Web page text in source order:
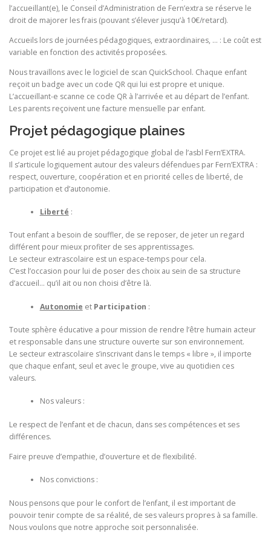
l’accueillant(e), le Conseil d’Administration de Fern’extra se réserve le
droit de majorer les frais (pouvant s’élever jusqu’à 10€/retard).
Accueils lors de journées pédagogiques, extraordinaires, … : Le coût est
variable en fonction des activités proposées.
Nous travaillons avec le logiciel de scan QuickSchool. Chaque enfant
reçoit un badge avec un code QR qui lui est propre et unique.
L’accueillant-e scanne ce code QR à l’arrivée et au départ de l’enfant.
Les parents reçoivent une facture mensuelle par enfant.
Projet pédagogique plaines
Ce projet est lié au projet pédagogique global de l’asbl Fern’EXTRA.
Il s’articule logiquement autour des valeurs défendues par Fern’EXTRA :
respect, ouverture, coopération et en priorité celles de liberté, de
participation et d’autonomie.
Liberté :
Tout enfant a besoin de souffler, de se reposer, de jeter un regard
différent pour mieux profiter de ses apprentissages.
Le secteur extrascolaire est un espace-temps pour cela.
C’est l’occasion pour lui de poser des choix au sein de sa structure
d’accueil… qu’il ait ou non choisi d’être là.
Autonomie et Participation :
Toute sphère éducative a pour mission de rendre l’être humain acteur
et responsable dans une structure ouverte sur son environnement.
Le secteur extrascolaire s’inscrivant dans le temps « libre », il importe
que chaque enfant, seul et avec le groupe, vive au quotidien ces
valeurs.
Nos valeurs :
Le respect de l’enfant et de chacun, dans ses compétences et ses
différences.
Faire preuve d’empathie, d’ouverture et de flexibilité.
Nos convictions :
Nous pensons que pour le confort de l’enfant, il est important de
pouvoir tenir compte de sa réalité, de ses valeurs propres à sa famille.
Nous voulons que notre approche soit personnalisée.